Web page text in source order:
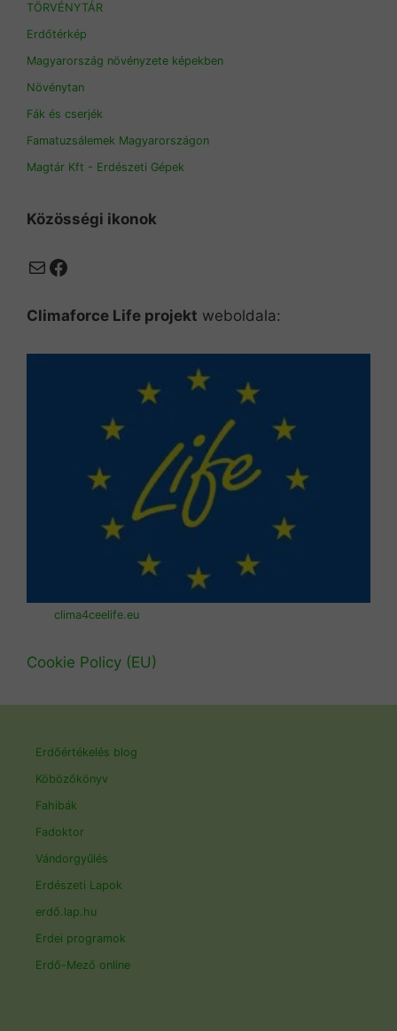
TÖRVÉNYTÁR
Erdőtérkép
Magyarország növényzete képekben
Növénytan
Fák és cserjék
Famatuzsálemek Magyarországon
Magtár Kft - Erdészeti Gépek
Közösségi ikonok
MailFacebook
Climaforce Life projekt weboldala:
clima4ceelife.eu
Cookie Policy (EU)
Erdőértékelés blog
Köbözőkönyv
Fahibák
Fadoktor
Vándorgyűlés
Erdészeti Lapok
erdő.lap.hu
Erdei programok
Erdő-Mező online